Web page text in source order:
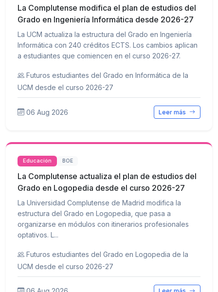
La Complutense modifica el plan de estudios del
Grado en Ingeniería Informática desde 2026-27
La UCM actualiza la estructura del Grado en Ingeniería
Informática con 240 créditos ECTS. Los cambios aplican
a estudiantes que comiencen en el curso 2026-27.
Futuros estudiantes del Grado en Informática de la
UCM desde el curso 2026-27
06 Aug 2026 Leer más
Educación BOE
La Complutense actualiza el plan de estudios del
Grado en Logopedia desde el curso 2026-27
La Universidad Complutense de Madrid modifica la
estructura del Grado en Logopedia, que pasa a
organizarse en módulos con itinerarios profesionales
optativos. L...
Futuros estudiantes del Grado en Logopedia de la
UCM desde el curso 2026-27